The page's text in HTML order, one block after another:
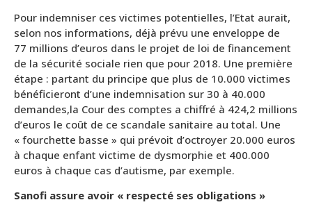
Pour indemniser ces victimes potentielles, l’Etat aurait,
selon nos informations, déjà prévu une enveloppe de
77 millions d’euros dans le projet de loi de financement
de la sécurité sociale rien que pour 2018. Une première
étape : partant du principe que plus de 10.000 victimes
bénéficieront d’une indemnisation sur 30 à 40.000
demandes,la Cour des comptes a chiffré à 424,2 millions
d’euros le coût de ce scandale sanitaire au total. Une
« fourchette basse » qui prévoit d’octroyer 20.000 euros
à chaque enfant victime de dysmorphie et 400.000
euros à chaque cas d’autisme, par exemple.
Sanofi assure avoir « respecté ses obligations »